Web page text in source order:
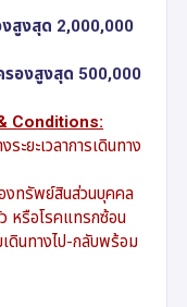
สูงสุด 2,000,000
รองสูงสุด 500,000
Conditions:
ะยะเวลาการเดินทาง
งทรัพย์สินส่วนบุคคล
หรือโรคแทรกซ้อน
ดินทางไป-กลับพร้อม